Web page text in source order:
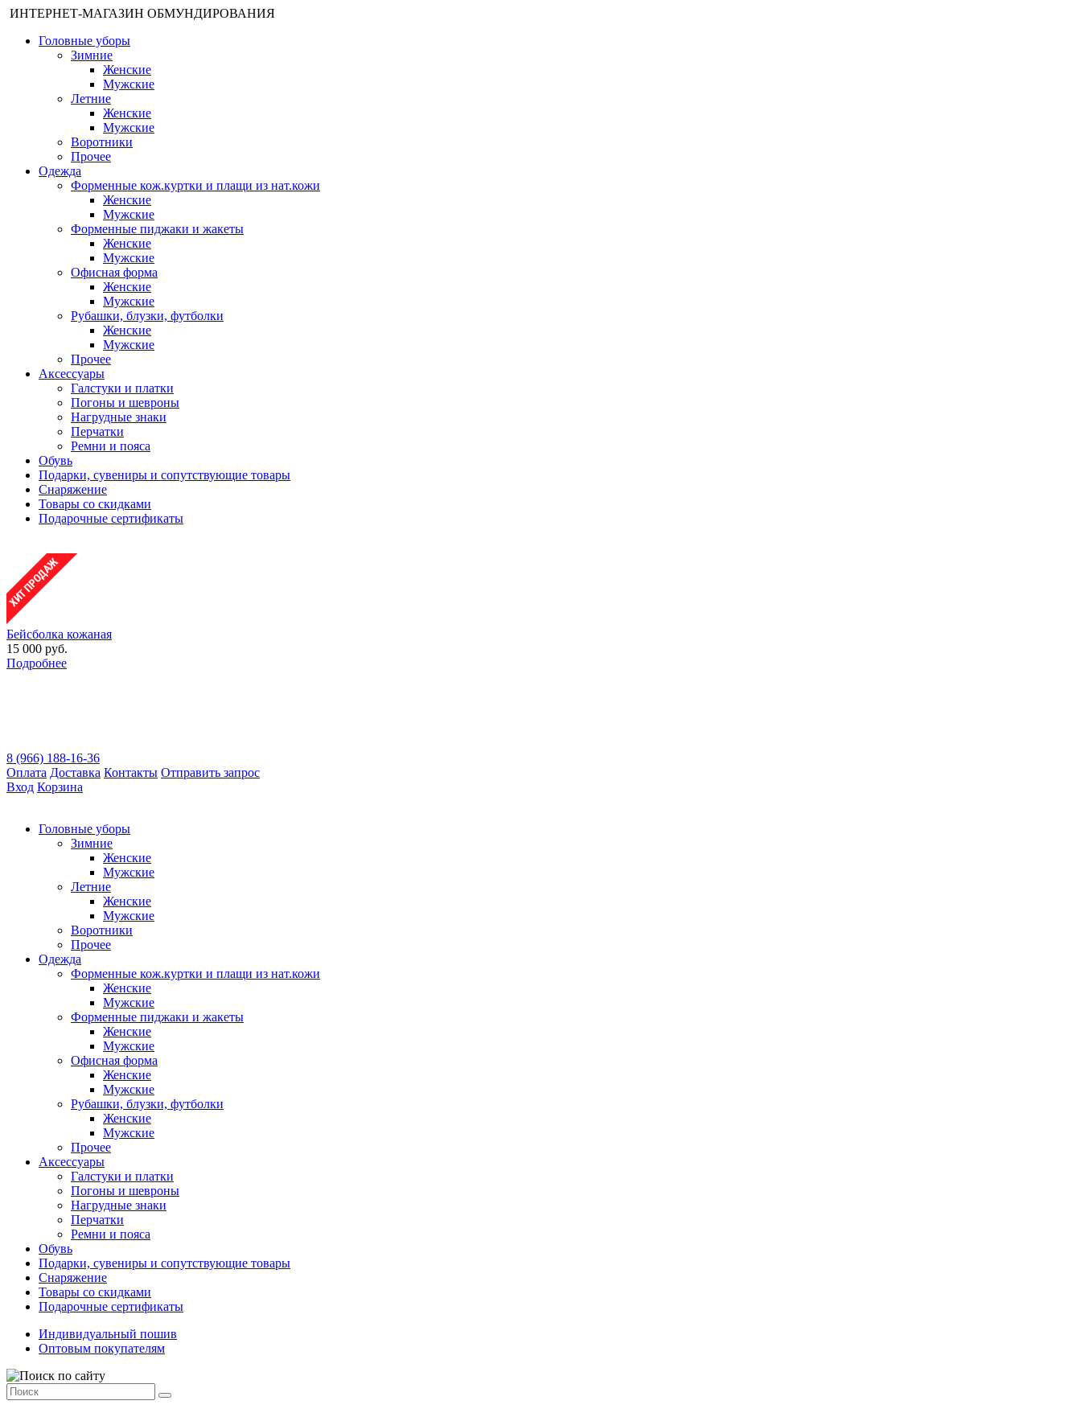
ИНТЕРНЕТ-МАГАЗИН ОБМУНДИРОВАНИЯ
Головные уборы
Зимние
Женские
Мужские
Летние
Женские
Мужские
Воротники
Прочее
Одежда
Форменные кож.куртки и плащи из нат.кожи
Женские
Мужские
Форменные пиджаки и жакеты
Женские
Мужские
Офисная форма
Женские
Мужские
Рубашки, блузки, футболки
Женские
Мужские
Прочее
Аксессуары
Галстуки и платки
Погоны и шевроны
Нагрудные знаки
Перчатки
Ремни и пояса
Обувь
Подарки, сувениры и сопутствующие товары
Снаряжение
Товары со скидками
Подарочные сертификаты
Бейсболка кожаная
15 000 руб.
Подробнее
8 (966) 188-16-36
Оплата Доставка Контакты Отправить запрос
Вход Корзина
Головные уборы
Зимние
Женские
Мужские
Летние
Женские
Мужские
Воротники
Прочее
Одежда
Форменные кож.куртки и плащи из нат.кожи
Женские
Мужские
Форменные пиджаки и жакеты
Женские
Мужские
Офисная форма
Женские
Мужские
Рубашки, блузки, футболки
Женские
Мужские
Прочее
Аксессуары
Галстуки и платки
Погоны и шевроны
Нагрудные знаки
Перчатки
Ремни и пояса
Обувь
Подарки, сувениры и сопутствующие товары
Снаряжение
Товары со скидками
Подарочные сертификаты
Индивидуальный пошив
Оптовым покупателям